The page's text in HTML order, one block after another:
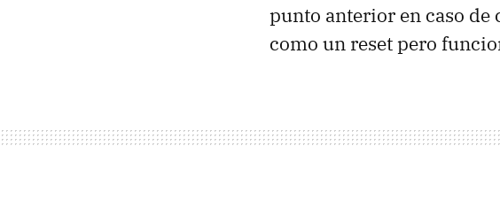
punto anterior en caso de
como un reset pero